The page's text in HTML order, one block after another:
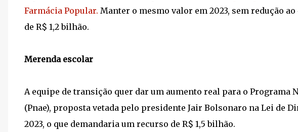
Farmácia Popular. Manter o mesmo valor em 2023, sem redução
de R$ 1,2 bilhão.
Merenda escolar
A equipe de transição quer dar um aumento real para o Programa
(Pnae), proposta vetada pelo presidente Jair Bolsonaro na Lei de
2023, o que demandaria um recurso de R$ 1,5 bilhão.